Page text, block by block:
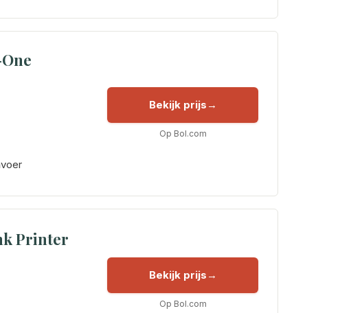
Bekijk prijs
Op Bol.com
Printer
Bekijk prijs
Op Bol.com